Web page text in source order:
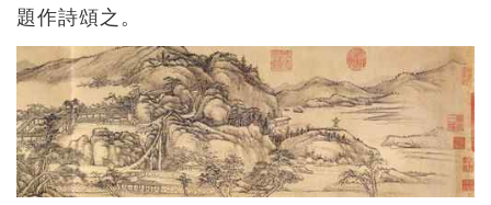
題作詩頌之。